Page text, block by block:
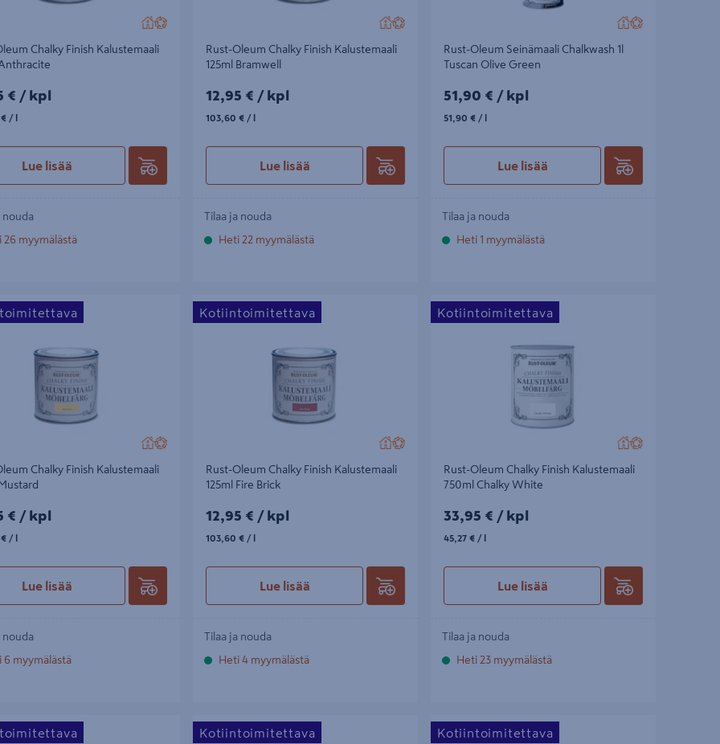
Chalky Finish Kalustemaali
kpl
€ / kpl
/ l
Lue lisää
nouda
26 myymälästä
Rust-Oleum Chalky Finish Kalustemaali
125ml Bramwell
12,95€/kpl
12,95 € / kpl
103,60 € / l
Lue lisää
Tilaa ja nouda
Heti 22 myymälästä
Rust-Oleum Seinämaali Chalkwash 1l
Tuscan Olive Green
51,90€/kpl
51,90 € / kpl
51,90 € / l
Lue lisää
Tilaa ja nouda
Heti 1 myymälästä
Chalky Finish Kalustemaali 125ml
Chalky Finish Kalustemaali
kpl
€ / kpl
/ l
Lue lisää
nouda
6 myymälästä
Rust-Oleum Chalky Finish Kalustemaali 125ml
Fire Brick
Rust-Oleum Chalky Finish Kalustemaali
125ml Fire Brick
12,95€/kpl
12,95 € / kpl
103,60 € / l
Lue lisää
Kotiintoimitettava
Tilaa ja nouda
Heti 4 myymälästä
Rust-Oleum Chalky Finish Kalustemaali 750ml
Chalky White
Rust-Oleum Chalky Finish Kalustemaali
750ml Chalky White
33,95€/kpl
33,95 € / kpl
45,27 € / l
Lue lisää
Kotiintoimitettava
Tilaa ja nouda
Heti 23 myymälästä
Chalky Finish Kalustemaali 125ml
Rust-Oleum Chalky Finish Kalustemaali 125ml
Cocoa
Kotiintoimitettava
Rust-Oleum Chalky Finish Kalustemaali 125ml
Dusky Pink
Kotiintoimitettava